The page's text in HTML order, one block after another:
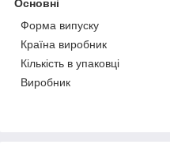
Основні
Форма випуску
Країна виробник
Кількість в упаковці
Виробник